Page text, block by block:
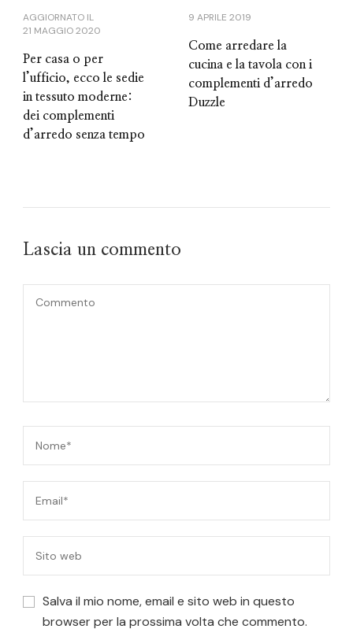
AGGIORNATO IL
21 MAGGIO 2020
Per casa o per
l’ufficio, ecco le sedie
in tessuto moderne:
dei complementi
d’arredo senza tempo
9 APRILE 2019
Come arredare la
cucina e la tavola con i
complementi d’arredo
Duzzle
Lascia un commento
Salva il mio nome, email e sito web in questo
browser per la prossima volta che commento.